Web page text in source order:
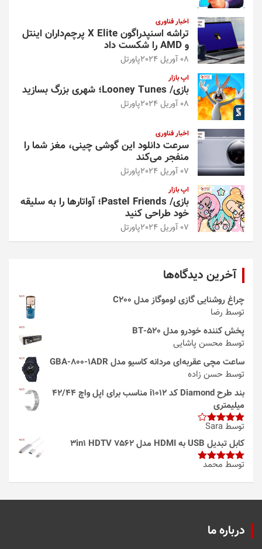
اخبار فناوری
تراشه اسنپدراگون X Elite پرچم‌داران اینتل
و AMD را شکست داد
08 آوریل 2024 پاورتل
اپ بازار
بازی/ Looney Tunes؛ شهری بزرگ بسازید
08 آوریل 2024 پاورتل
اخبار فناوری
سرعت دانلود این گوشی چینی، مغز شما را
منفجر می‌کند
07 آوریل 2024 پاورتل
اپ بازار
بازی/ Pastel Friends؛ آواتارها را به سلیقه
خود طراحی کنید
07 آوریل 2024 پاورتل
آخرین دیدگاه‌ها
چراغ روشنایی گازی لوموگاز مدل C200
توسط رضا
پخش کننده خودرو مدل 520-BT
توسط محسن پاشایی
ساعت مچی عقربه‌ای مردانه کاسیو مدل GBA-800-1ADR
توسط حسن زاده
بند طرح Diamond کد i1012 مناسب برای اپل واچ 42/44
میلیمتری
امتیاز4
از 5
توسط Sara
کابل تبدیل USB به HDMI مدل 3in1 HDTV 7562
امتیاز5از
توسط محمد
درباره ما